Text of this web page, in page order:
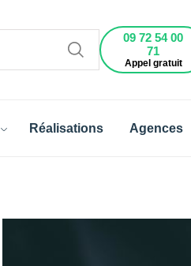
09 72 54 00
71
Appel gratuit
Réalisations Agences